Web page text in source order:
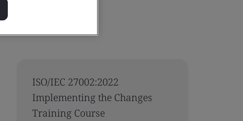
ISO/IEC 27002:2022
Implementing the Changes
Training Course